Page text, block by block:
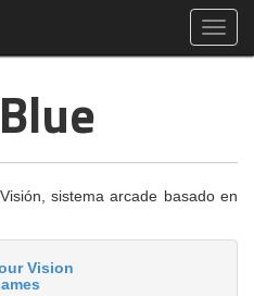
sistema arcade basado en
Vision